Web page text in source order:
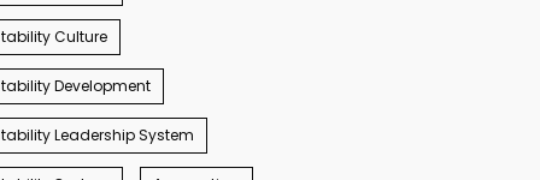
Culture
Development
Leadership System